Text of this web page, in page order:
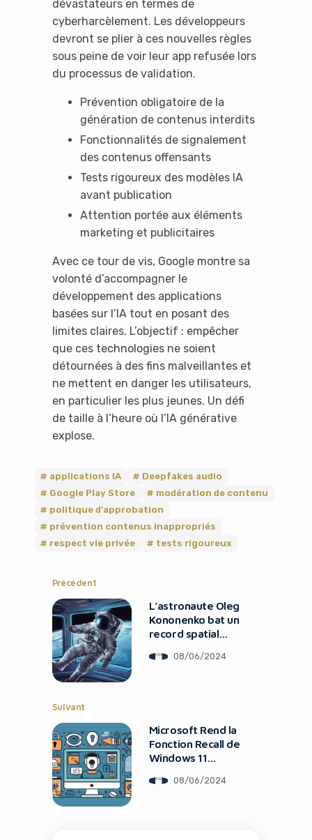
dévastateurs en termes de
cyberharcèlement. Les développeurs
devront se plier à ces nouvelles règles
sous peine de voir leur app refusée lors
du processus de validation.
Prévention obligatoire de la
génération de contenus interdits
Fonctionnalités de signalement
des contenus offensants
Tests rigoureux des modèles IA
avant publication
Attention portée aux éléments
marketing et publicitaires
Avec ce tour de vis, Google montre sa
volonté d’accompagner le
développement des applications
basées sur l’IA tout en posant des
limites claires. L’objectif : empêcher
que ces technologies ne soient
détournées à des fins malveillantes et
ne mettent en danger les utilisateurs,
en particulier les plus jeunes. Un défi
de taille à l’heure où l’IA générative
explose.
applications IA
Deepfakes audio
Google Play Store
modération de contenu
politique d'approbation
prévention contenus inappropriés
respect vie privée
tests rigoureux
Précédent
L’astronaute Oleg
Kononenko bat un
record spatial
08/06/2024
Suivant
Microsoft Rend la
Fonction Recall de
Windows 11
aux Inquiétudes
08/06/2024
It looks like you're
using an ad-blocker!